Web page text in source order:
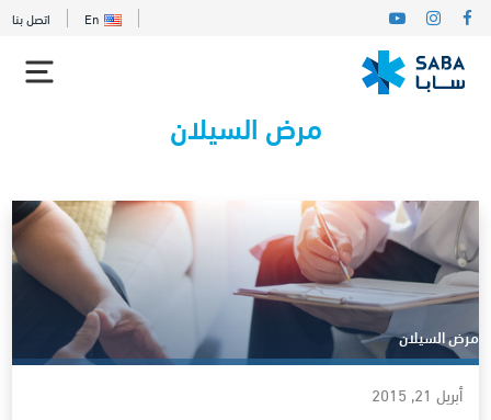
En اتصل بنا
مرض السيلان
مرض السيلان
أبريل 21, 2015